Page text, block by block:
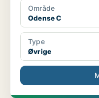
Område
Odense C
Type
Øvrige